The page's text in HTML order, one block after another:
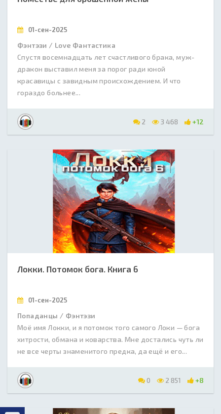
01-сен-2025
Фэнтэзи / Love Фантастика
Спустя восемнадцать лет счастливого брака, муж-
дракон выставил меня за порог ради юной
красавицы с завидным происхождением. И что
гораздо больнее...
2 3 468 +12
Локки. Потомок бога. Книга 6
01-сен-2025
Попаданцы / Фэнтэзи
Моё имя Локки, и я потомок того самого Локи — бога
хитрости, обмана и коварства. Мне достались чуть ли
не все черты знаменитого предка, да ещё и его...
0 2 851 +8